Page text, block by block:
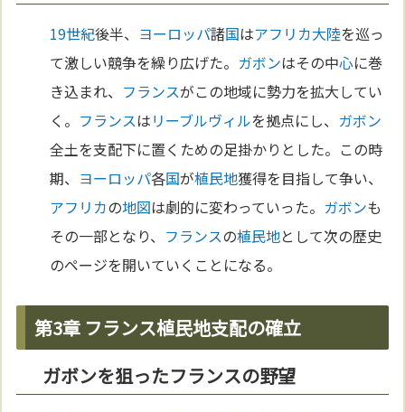
19世紀後半、 ヨーロッパ諸国はアフリカ大陸を巡っ
て激しい競争を繰り広げた。 ガボンはその中心に巻
き込まれ、 フランスがこの地域に勢力を拡大してい
く。 フランスはリーブルヴィルを拠点にし、 ガボン
全土を支配下に置くための足掛かりとした。この時
期、 ヨーロッパ各国が植民地獲得を目指して争い、
アフリカの地図は劇的に変わっていった。 ガボンも
その一部となり、 フランスの植民地として次の歴史
のページを開いていくことになる。
第3章 フランス植民地支配の確立
ガボンを狙ったフランスの野望